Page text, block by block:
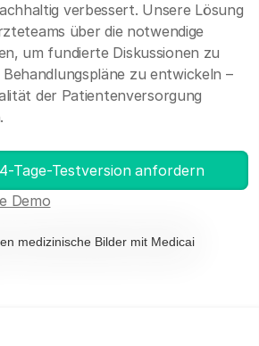
verbessert. Unsere Lösung
über die notwendige
um fundierte Diskussionen zu
zu entwickeln –
der Patientenversorgung
Tage-Testversion anfordern
Demo